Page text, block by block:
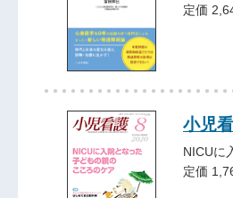
定価
小児
NICUに
定価